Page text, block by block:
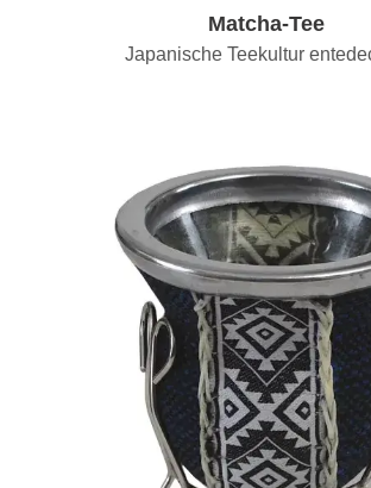
Matcha-Tee
Japanische Teekultur